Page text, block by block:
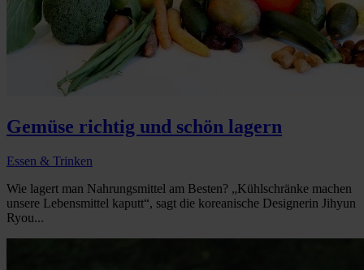
Gemüse richtig und schön lagern
Essen & Trinken
Wie lagert man Nahrungsmittel am Besten? „Kühlschränke machen
unsere Lebensmittel kaputt“, sagt die koreanische Designerin Jihyun
Ryou...